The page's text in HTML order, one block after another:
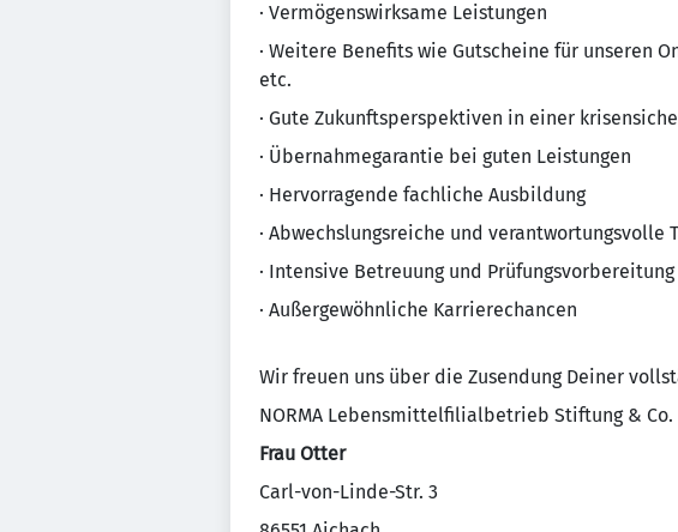
· Vermögenswirksame Leistungen
· Weitere Benefits wie Gutscheine für unseren
etc.
· Gute Zukunftsperspektiven in einer
· Übernahmegarantie bei guten Leistungen
· Hervorragende fachliche Ausbildung
· Abwechslungsreiche und verantwortungsvolle
· Intensive Betreuung und
· Außergewöhnliche Karrierechancen
Wir freuen uns über die Zusendung Deiner
NORMA Lebensmittelfilialbetrieb Stiftung & Co.
Frau Otter
Carl-von-Linde-Str. 3